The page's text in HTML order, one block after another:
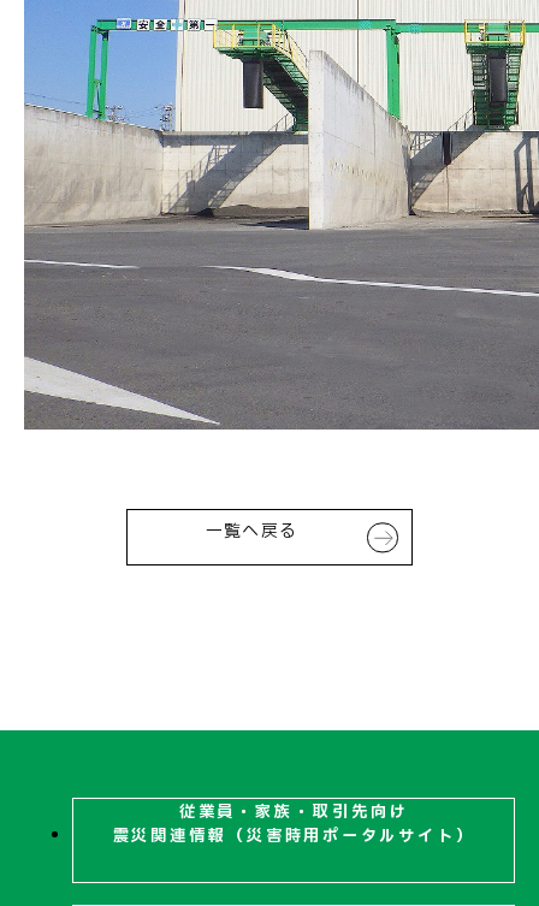
お問い合わせ
一覧へ戻る
従業員・家族・取引先向け
震災関連情報（災害時用ポータルサイト）